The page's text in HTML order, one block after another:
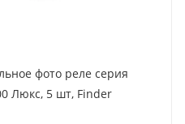
фото реле серия
Люкс, 5 шт, Finder